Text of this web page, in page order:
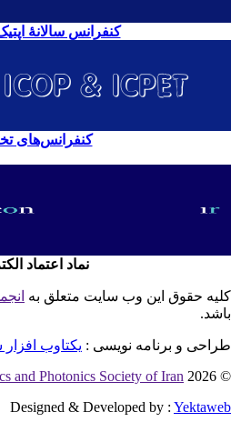
کنفرانس سالانۀ
کنفرانس‌های
نماد اعتماد
حقوق این وب سایت متعلق بهانجمن
و برنامه نویسی : یکتاوب افزار
©
and Photonics Society of Iran
Designed & Developed by :